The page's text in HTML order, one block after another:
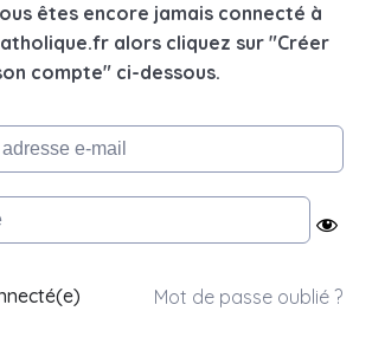
êtes encore jamais connecté à
alors cliquez sur "Créer
compte" ci-dessous.
Mot de passe oublié ?